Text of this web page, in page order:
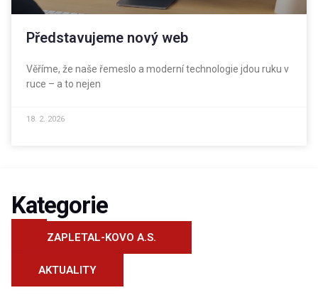
Představujeme nový web
Věříme, že naše řemeslo a moderní technologie jdou ruku v
ruce – a to nejen
18. 2. 2026
Kategorie
ZAPLETAL-KOVO A.S.
AKTUALITY